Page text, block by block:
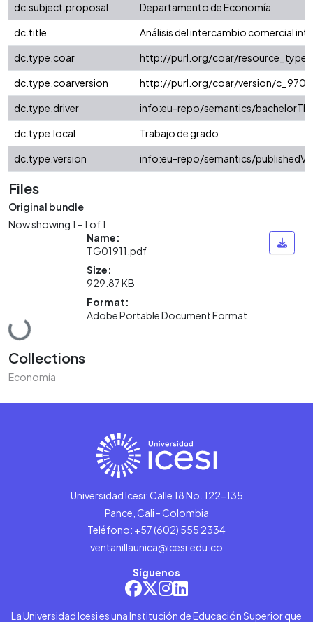
dc.subject.proposal
Departamento de Economía
dc.title
Análisis del intercambio comercial
dc.type.coar
http://purl.org/coar/resource_type/
dc.type.coarversion
http://purl.org/coar/version/
dc.type.driver
info:eu-repo/semantics/
dc.type.local
Trabajo de grado
dc.type.version
info:eu-repo/semantics/
Files
Original bundle
Now showing1 - 1 of 1
Loading...
Name:
TG01911.pdf
Size:
929.87 KB
Format:
Adobe Portable Document Format
Collections
Economía
Universidad Icesi: Calle 18 No. 122-135
Pance, Cali - Colombia
Teléfono: +57 (602) 555 2334
ventanillaunica@icesi.edu.co
Síguenos
La Universidad Icesi es una Institución de Educación Superior que